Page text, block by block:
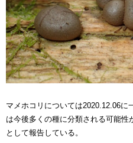
マメホコリについては2020.12.06
は今後多くの種に分類される可能性
として報告している。